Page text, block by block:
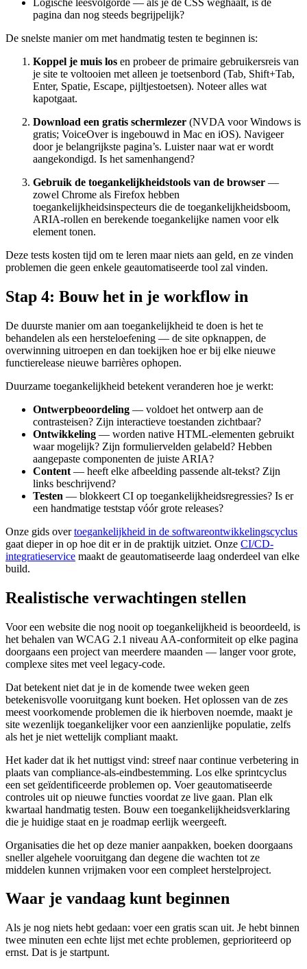
pagina dan nog steeds begrijpelijk?
De snelste manier om met handmatig testen te beginnen is:
Koppel je muis los en probeer de primaire gebruikersreis van
je site te voltooien met alleen je toetsenbord (Tab, Shift+Tab,
Enter, Spatie, Escape, pijltjestoetsen). Noteer alles wat
kapotgaat.
Download een gratis schermlezer (NVDA voor Windows is
gratis; VoiceOver is ingebouwd in Mac en iOS). Navigeer
door je belangrijkste pagina’s. Luister naar wat er wordt
aangekondigd. Is het samenhangend?
Gebruik de toegankelijkheidstools van de browser —
zowel Chrome als Firefox hebben
toegankelijkheidsinspecteurs die de toegankelijkheidsboom,
ARIA-rollen en berekende toegankelijke namen voor elk
element tonen.
Deze tests kosten tijd om te leren maar niets aan geld, en ze vinden
problemen die geen enkele geautomatiseerde tool zal vinden.
Stap 4: Bouw het in je workflow in
De duurste manier om aan toegankelijkheid te doen is het te
behandelen als een hersteloefening — de site opknappen, de
overwinning uitroepen en dan toekijken hoe er bij elke nieuwe
functierelease nieuwe barrières ophopen.
Duurzame toegankelijkheid betekent veranderen hoe je werkt:
Ontwerpbeoordeling — voldoet het ontwerp aan de
contrasteisen? Zijn interactieve toestanden zichtbaar?
Ontwikkeling — worden native HTML-elementen gebruikt
waar mogelijk? Zijn formuliervelden gelabeld? Hebben
aangepaste componenten de juiste ARIA?
Content — heeft elke afbeelding passende alt-tekst? Zijn
links beschrijvend?
Testen — blokkeert CI op toegankelijkheidsregressies? Is er
een handmatige teststap vóór grote releases?
Onze gids overtoegankelijkheid in de softwareontwikkelingscyclus
gaat dieper in op hoe dit er in de praktijk uitziet. Onze CI/CD-
integratieservice maakt de geautomatiseerde laag onderdeel van elke
build.
Realistische verwachtingen stellen
Voor een website die nog nooit op toegankelijkheid is beoordeeld, is
het behalen van WCAG 2.1 niveau AA-conformiteit op elke pagina
doorgaans een project van meerdere maanden — langer voor grote,
complexe sites met veel legacy-code.
Dat betekent niet dat je in de komende twee weken geen
betekenisvolle vooruitgang kunt boeken. Het oplossen van de zes
meest voorkomende problemen die ik hierboven noemde, maakt je
site wezenlijk toegankelijker voor een aanzienlijke populatie, zelfs
als het je niet wettelijk compliant maakt.
Het kader dat ik het nuttigst vind: streef naar continue verbetering in
plaats van compliance-als-eindbestemming. Los elke sprintcyclus
een set geïdentificeerde problemen op. Voer geautomatiseerde
controles uit op nieuwe functies voordat ze live gaan. Plan elk
kwartaal handmatig testen. Bouw een toegankelijkheidsverklaring
die je huidige staat en je roadmap eerlijk weergeeft.
Organisaties die het op deze manier aanpakken, boeken doorgaans
sneller algehele vooruitgang dan degene die wachten tot ze
middelen kunnen vrijmaken voor een compleet herstelproject.
Waar je vandaag kunt beginnen
Als je nog niets hebt gedaan: voer een gratis scan uit. Je hebt binnen
twee minuten een echte lijst met echte problemen, geprioriteerd op
ernst. Dat is je startpunt.